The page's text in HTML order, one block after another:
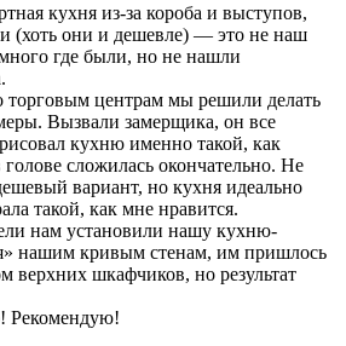
кухня из-за короба и выступов,
(хоть они и дешевле) — это не наш
где были, но не нашли
торговым центрам мы решили делать
Вызвали замерщика, он все
кухню именно такой, как
голове сложилась окончательно. Не
вариант, но кухня идеально
такой, как мне нравится.
нам установили нашу кухню-
нашим кривым стенам, им пришлось
верхних шкафчиков, но результат
Рекомендую!